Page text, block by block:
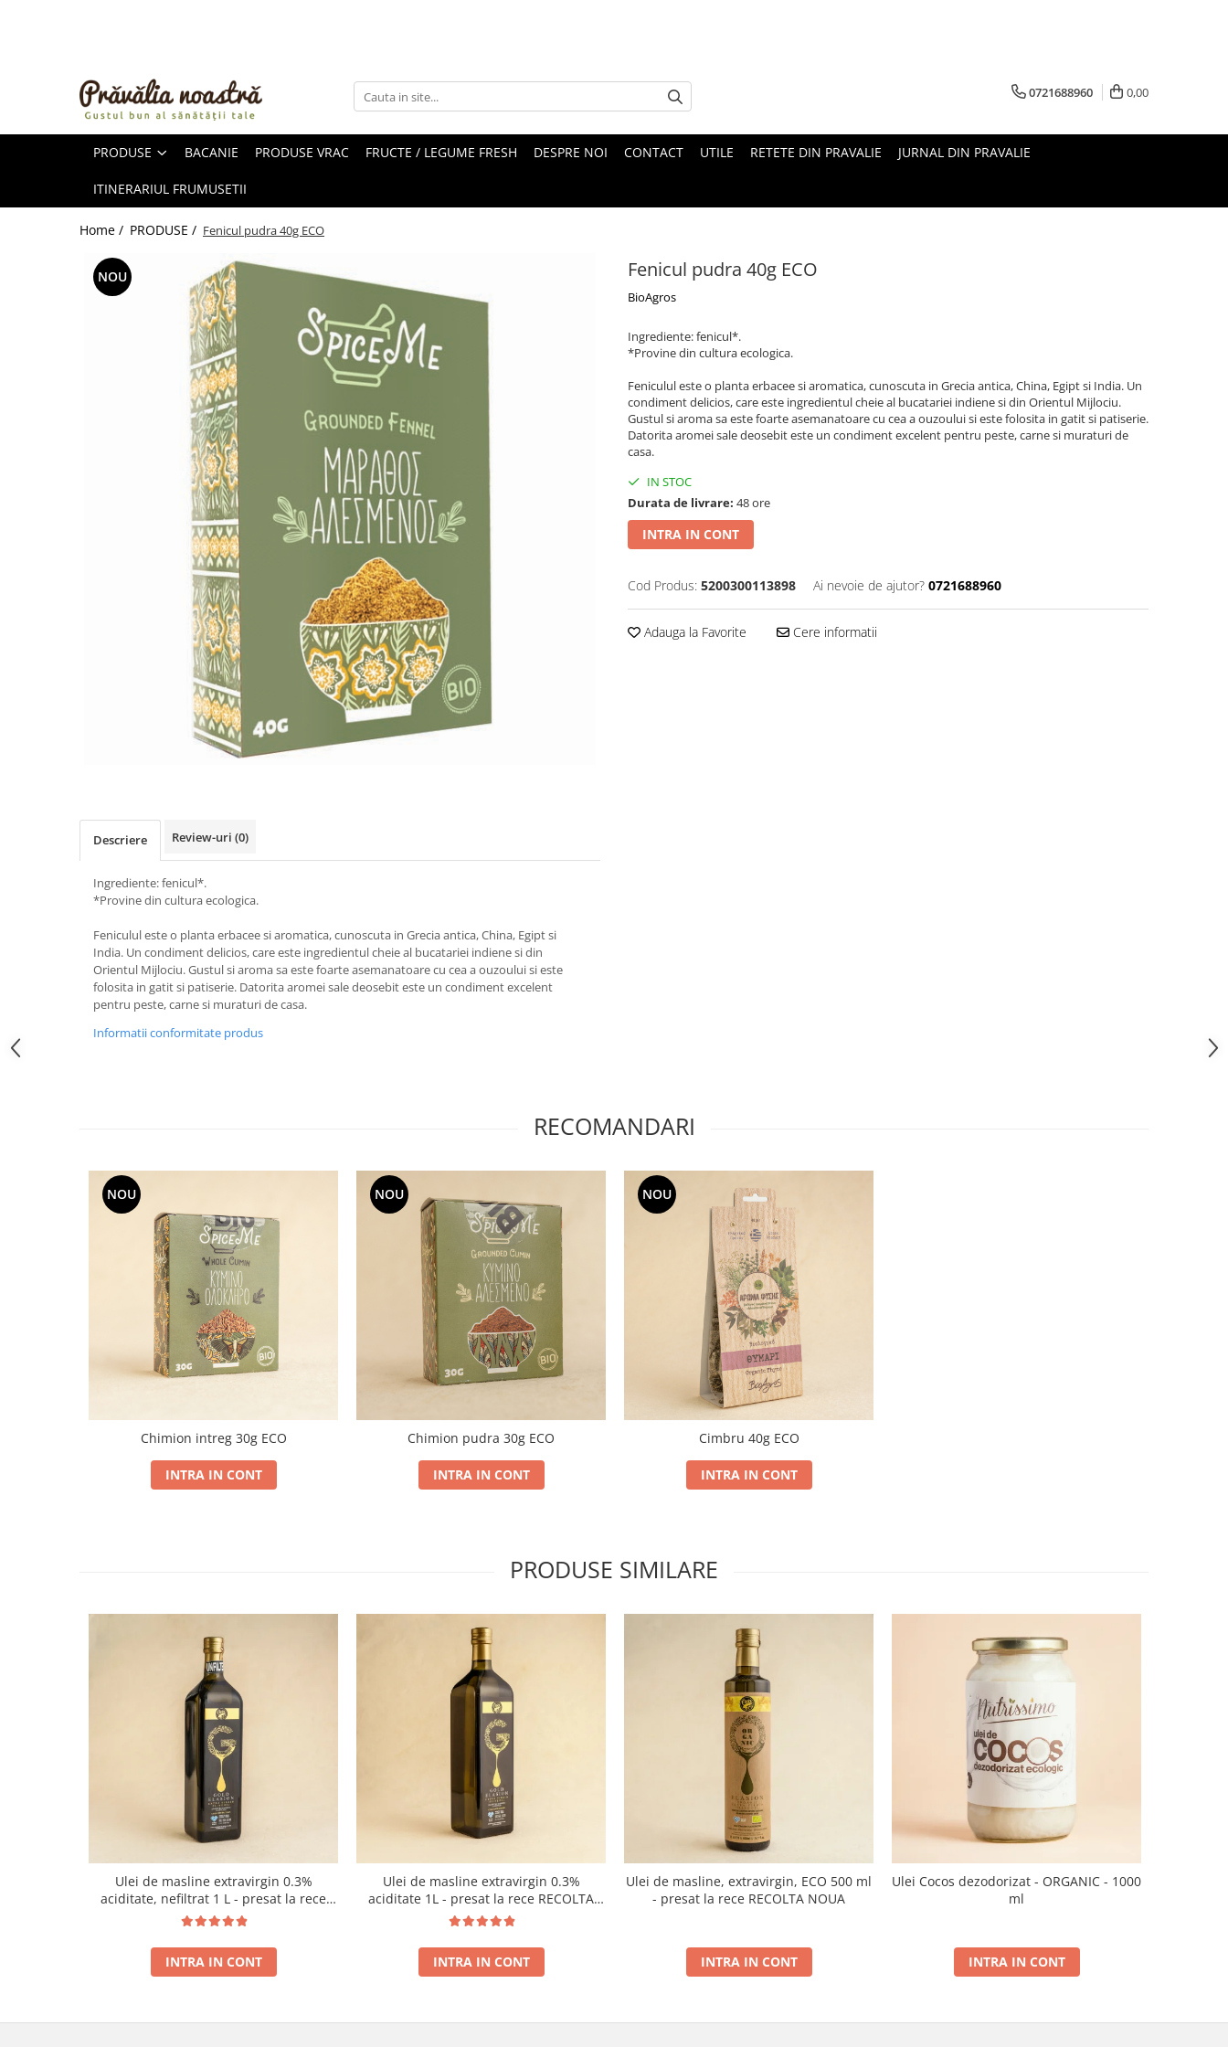
ULEIURI ȘI UNTURI
FRUCTE DESHIDRATATE
FRUCTE LA CONSERVĂ
OȚETURI ȘI SOSURI
CREME ȘI PASTE TARTINABILE
0721688960 0,00
PRODUSE BACANIE PRODUSE VRAC FRUCTE / LEGUME FRESH DESPRE NOI CONTACT UTILE RETETE DIN PRAVALIE JURNAL DIN PRAVALIE
ITINERARIUL FRUMUSETII
Home / PRODUSE / Fenicul pudra 40g ECO
Fenicul pudra 40g ECO
BioAgros
NOU
Ingrediente: fenicul*.
*Provine din cultura ecologica.
Feniculul este o planta erbacee si aromatica, cunoscuta in Grecia antica, China, Egipt si India. Un
condiment delicios, care este ingredientul cheie al bucatariei indiene si din Orientul Mijlociu.
Gustul si aroma sa este foarte asemanatoare cu cea a ouzoului si este folosita in gatit si patiserie.
Datorita aromei sale deosebit este un condiment excelent pentru peste, carne si muraturi de
casa.
IN STOC
Durata de livrare: 48 ore
INTRA IN CONT
Cod Produs: 5200300113898 Ai nevoie de ajutor? 0721688960
Adauga la Favorite Cere informatii
Descriere Review-uri (0)
Ingrediente: fenicul*.
*Provine din cultura ecologica.
Feniculul este o planta erbacee si aromatica, cunoscuta in Grecia antica, China, Egipt si
India. Un condiment delicios, care este ingredientul cheie al bucatariei indiene si din
Orientul Mijlociu. Gustul si aroma sa este foarte asemanatoare cu cea a ouzoului si este
folosita in gatit si patiserie. Datorita aromei sale deosebit este un condiment excelent
pentru peste, carne si muraturi de casa.
Informatii conformitate produs
RECOMANDARI
NOU
Chimion intreg 30g ECO
INTRA IN CONT
NOU
Chimion pudra 30g ECO
INTRA IN CONT
NOU
Cimbru 40g ECO
INTRA IN CONT
PRODUSE SIMILARE
Ulei de masline extravirgin 0.3%
aciditate, nefiltrat 1 L - presat la rece
RECOLTA NOUA
INTRA IN CONT
Ulei de masline extravirgin 0.3%
aciditate 1L - presat la rece RECOLTA
NOUA
INTRA IN CONT
Ulei de masline, extravirgin, ECO 500 ml
- presat la rece RECOLTA NOUA
INTRA IN CONT
Ulei Cocos dezodorizat - ORGANIC - 1000
ml
INTRA IN CONT